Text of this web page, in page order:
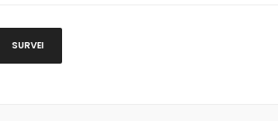
SURVEI